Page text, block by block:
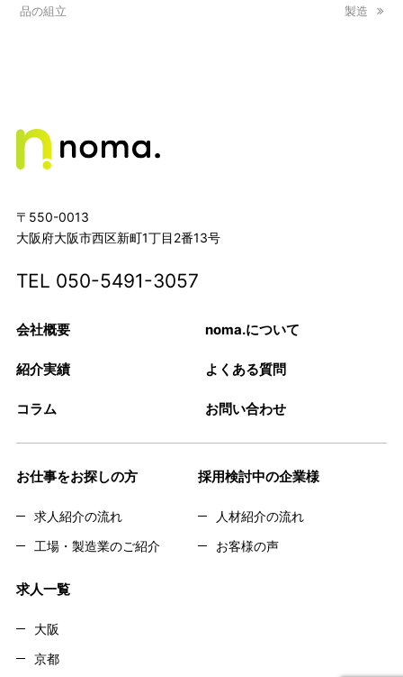
post:
品の組立
製造
〒550-0013
大阪府大阪市西区新町1丁目2番13号
TEL 050-5491-3057
会社概要 noma.について
紹介実績 よくある質問
コラム お問い合わせ
お仕事をお探しの方
求人紹介の流れ
工場・製造業のご紹介
採用検討中の企業様
人材紹介の流れ
お客様の声
求人一覧
大阪
京都